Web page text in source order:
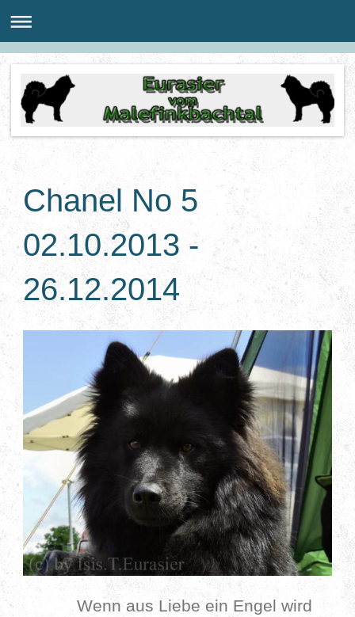
Chanel No 5
02.10.2013 -
26.12.2014
Wenn aus Liebe ein Engel wird